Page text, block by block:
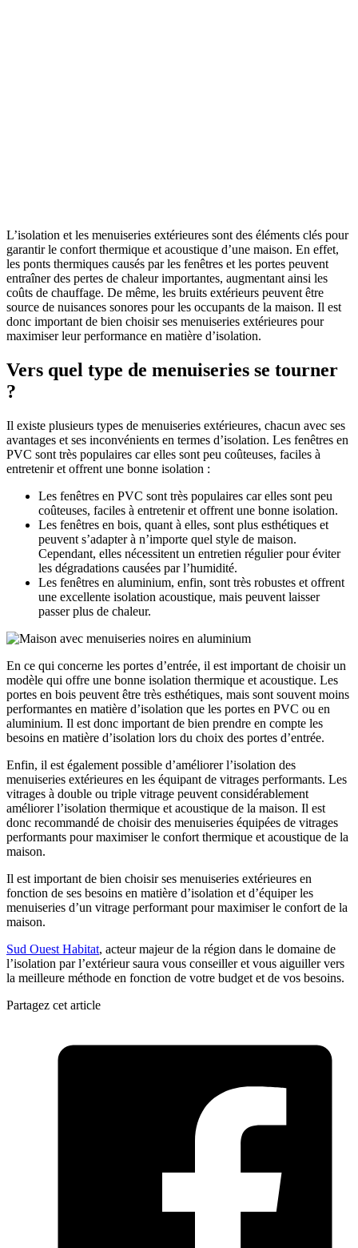
L’isolation et les menuiseries extérieures sont des éléments clés pour
garantir le confort thermique et acoustique d’une maison. En effet,
les ponts thermiques causés par les fenêtres et les portes peuvent
entraîner des pertes de chaleur importantes, augmentant ainsi les
coûts de chauffage. De même, les bruits extérieurs peuvent être
source de nuisances sonores pour les occupants de la maison. Il est
donc important de bien choisir ses menuiseries extérieures pour
maximiser leur performance en matière d’isolation.
Vers quel type de menuiseries se tourner
?
Il existe plusieurs types de menuiseries extérieures, chacun avec ses
avantages et ses inconvénients en termes d’isolation. Les fenêtres en
PVC sont très populaires car elles sont peu coûteuses, faciles à
entretenir et offrent une bonne isolation :
Les fenêtres en PVC sont très populaires car elles sont peu
coûteuses, faciles à entretenir et offrent une bonne isolation.
Les fenêtres en bois, quant à elles, sont plus esthétiques et
peuvent s’adapter à n’importe quel style de maison.
Cependant, elles nécessitent un entretien régulier pour éviter
les dégradations causées par l’humidité.
Les fenêtres en aluminium, enfin, sont très robustes et offrent
une excellente isolation acoustique, mais peuvent laisser
passer plus de chaleur.
En ce qui concerne les portes d’entrée, il est important de choisir un
modèle qui offre une bonne isolation thermique et acoustique. Les
portes en bois peuvent être très esthétiques, mais sont souvent moins
performantes en matière d’isolation que les portes en PVC ou en
aluminium. Il est donc important de bien prendre en compte les
besoins en matière d’isolation lors du choix des portes d’entrée.
Enfin, il est également possible d’améliorer l’isolation des
menuiseries extérieures en les équipant de vitrages performants. Les
vitrages à double ou triple vitrage peuvent considérablement
améliorer l’isolation thermique et acoustique de la maison. Il est
donc recommandé de choisir des menuiseries équipées de vitrages
performants pour maximiser le confort thermique et acoustique de la
maison.
Il est important de bien choisir ses menuiseries extérieures en
fonction de ses besoins en matière d’isolation et d’équiper les
menuiseries d’un vitrage performant pour maximiser le confort de la
maison.
Sud Ouest Habitat, acteur majeur de la région dans le domaine de
l’isolation par l’extérieur saura vous conseiller et vous aiguiller vers
la meilleure méthode en fonction de votre budget et de vos besoins.
Partagez cet article